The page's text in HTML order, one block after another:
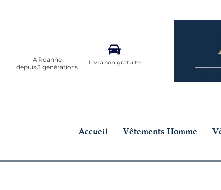
A Roanne
depuis 3 générations
Livraison gratuite
Accueil Vêtements Homme